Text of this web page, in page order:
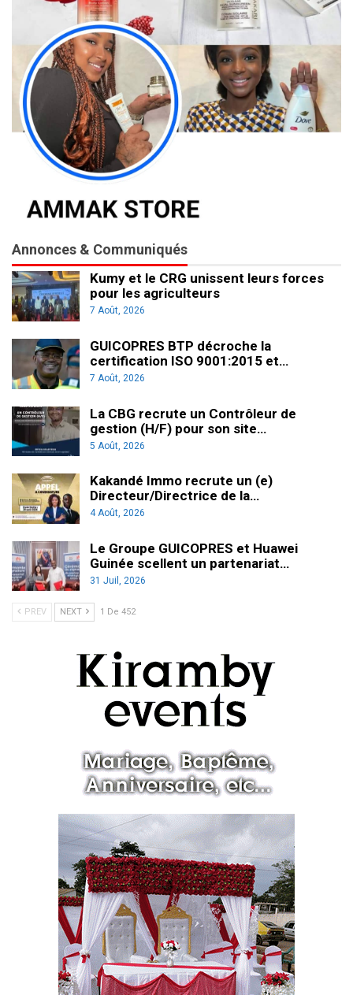
Annonces & Communiqués
Kumy et le CRG unissent leurs forces
pour les agriculteurs
7 Août, 2026
GUICOPRES BTP décroche la
certification ISO 9001:2015 et…
7 Août, 2026
La CBG recrute un Contrôleur de
gestion (H/F) pour son site…
5 Août, 2026
Kakandé Immo recrute un (e)
Directeur/Directrice de la…
4 Août, 2026
Le Groupe GUICOPRES et Huawei
Guinée scellent un partenariat…
31 Juil, 2026
PREV NEXT 1 De 452